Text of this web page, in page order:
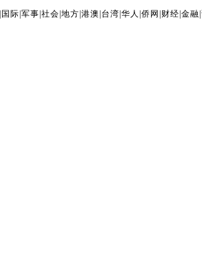
国际 |军事 |社会 |地方 |港澳 台湾 |华人 |侨网 财经 |金融 |